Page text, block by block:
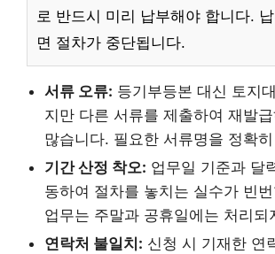
로 반드시 미리 납부해야 합니다.
면 절차가 중단됩니다.
서류 오류: 등기부등본 대신 토지
지만 다른 서류를 제출하여 재발
많습니다. 필요한 서류명을 정확
기간 산정 착오: 업무일 기준과 달
동하여 절차를 놓치는 실수가 빈
업무는 주말과 공휴일에는 처리되
연락처 불일치: 신청 시 기재한 연